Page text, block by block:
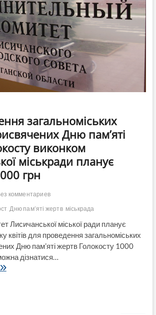
загальноміських
Дню пам’яті
виконком
міськради планує
грн
комментариев
Дню пам’яті жертв міськрада
Лисичанської міської ради планує
квітів для проведення загальноміських
Дню пам’яті жертв Голокосту 1000
дізнатися…